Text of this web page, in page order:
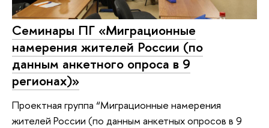
Семинары ПГ «Миграционные
намерения жителей России (по
данным анкетного опроса в 9
регионах)»
Проектная группа “Миграционные намерения
жителей России (по данным анкетных опросов в 9